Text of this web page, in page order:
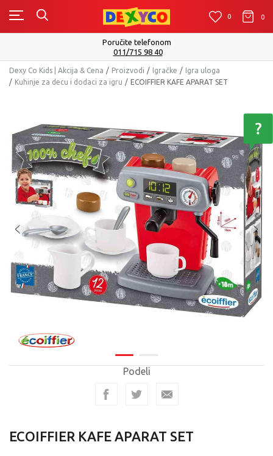
0 0 0
Isporuku možete očekivati u roku od 2 do 4 radna dana!
Pogledaj više
Dexy Co Kids | Akcija & Cena Proizvodi Igračke
Igra uloga
Kuhinje za decu i dodaci za igru
ECOIFFIER KAFE APARAT SET
Podeli
ECOIFFIER KAFE APARAT SET